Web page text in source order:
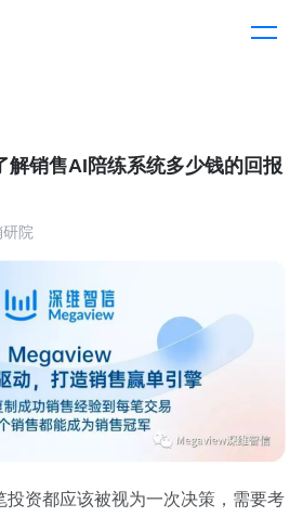
解销售AI陪练系统多少钱的回报
研院
投资都应该被视为一次决策，需要考